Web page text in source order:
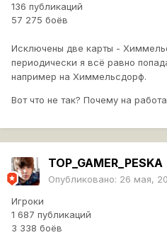
136 публикаций
57 275 боёв
Исключены две карты -
периодически я всё равно
например на Химмельсдорф.
Вот что не так? Почему на
TOP_GAMER_PESKA
Опубликовано: 26 мая,
Игроки
1 687 публикаций
3 338 боёв